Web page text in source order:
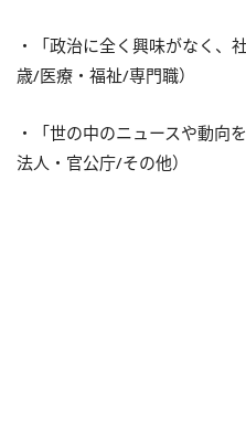
・「政治に全く興味がなく、
歳/医療・福祉/専門職）
・「世の中のニュースや動向
法人・官公庁/その他）